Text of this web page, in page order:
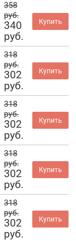
358
руб.
340
руб.
Купить
318
руб.
302
руб.
Купить
318
руб.
302
руб.
Купить
318
руб.
302
руб.
Купить
318
руб.
302
руб.
Купить